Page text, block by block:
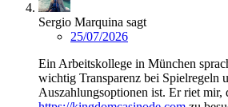
Sergio Marquina sagt
25/07/2026
Ein Arbeitskollege in München
wichtig Transparenz bei Spielregeln
Auszahlungsoptionen ist. Er riet mir,